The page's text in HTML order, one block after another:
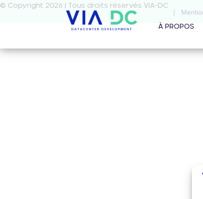
À PROPOS
© Copyright 2026 | Tous droits réservés VIA-DC
|